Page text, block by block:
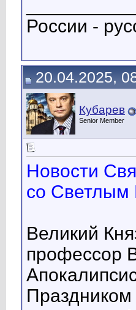
России -
20.04.2025,
Кубарев
Senior Member
Новости
со Светлым
Великий
профессор